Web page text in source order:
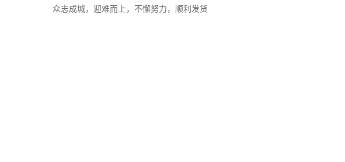
众志成城，迎难而上，不懈努力，顺利发货